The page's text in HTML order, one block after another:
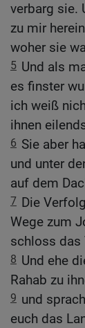
verbarg sie.
zu mir
woher sie
5 Und als
es finster
ich weiß
ihnen
6 Sie aber
und unter
auf dem
7 Die
Wege zum
schloss das
8 Und ehe
Rahab zu
9 und
euch das